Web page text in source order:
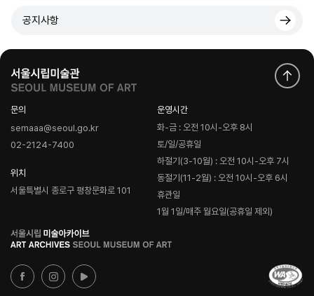
공지사항
문의
semaaa@seoul.go.kr
02-2124-7400
위치
서울특별시 종로구 평창문화로 101
운영시간
화-금 : 오전 10시-오후 8시
토/일/공휴일
하절기(3-10월) : 오전 10시-오후 7시
동절기(11-2월) : 오전 10시-오후 6시
휴관일
1월 1일/매주 월요일(공휴일 제외)
로
고